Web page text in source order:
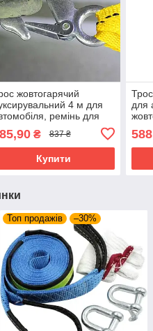
жовтогарячий
4 м для
ремінь для
авто 65 мм
2 гаки
₴ 837 ₴
Купити
для
4 м
Топ продажів –30%